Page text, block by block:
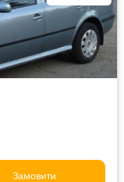
Замовити